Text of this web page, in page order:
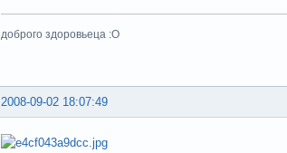
доброго здоровьеца :О
2008-09-02 18:07:49